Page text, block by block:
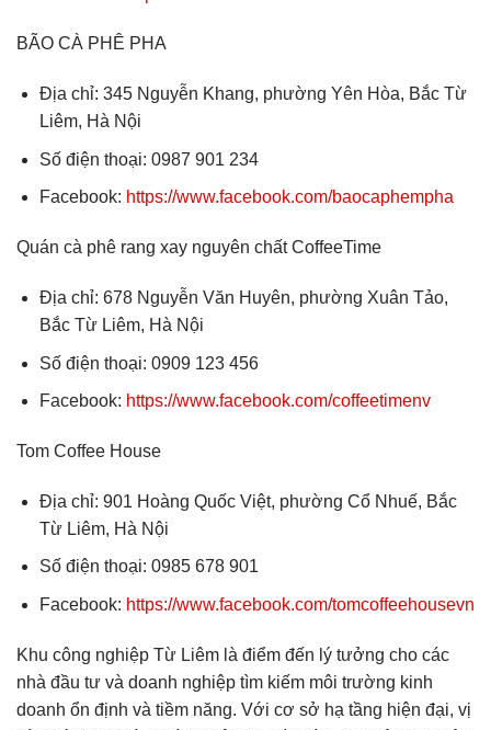
BÃO CÀ PHÊ PHA
Địa chỉ: 345 Nguyễn Khang, phường Yên Hòa, Bắc Từ
Liêm, Hà Nội
Số điện thoại: 0987 901 234
Facebook: https://www.facebook.com/baocaphempha
Quán cà phê rang xay nguyên chất CoffeeTime
Địa chỉ: 678 Nguyễn Văn Huyên, phường Xuân Tảo,
Bắc Từ Liêm, Hà Nội
Số điện thoại: 0909 123 456
Facebook: https://www.facebook.com/coffeetimenv
Tom Coffee House
Địa chỉ: 901 Hoàng Quốc Việt, phường Cổ Nhuế, Bắc
Từ Liêm, Hà Nội
Số điện thoại: 0985 678 901
Facebook: https://www.facebook.com/tomcoffeehousevn
Khu công nghiệp Từ Liêm là điểm đến lý tưởng cho các
nhà đầu tư và doanh nghiệp tìm kiếm môi trường kinh
doanh ổn định và tiềm năng. Với cơ sở hạ tầng hiện đại, vị